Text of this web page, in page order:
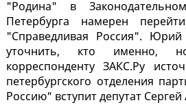
"Родина" в
Петербурга намерен
"Справедливая Россия". Юрий
уточнить, кто именно,
корреспонденту ЗАКС.Ру
петербургского отделения
Россию" вступит депутат Сергей